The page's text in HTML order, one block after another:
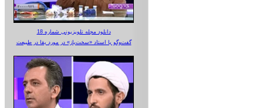
دانلود مجله تلویزیونی شماره 18
گفت‌وگو با استاد «سخت‌باز» در مورد بقا در طبیعت